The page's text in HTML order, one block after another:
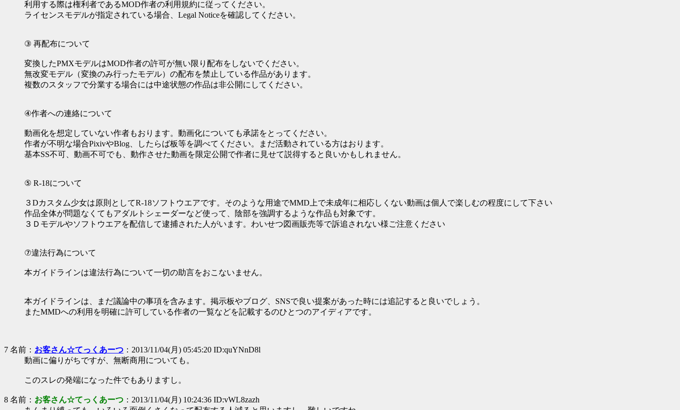
利用する際は権利者であるMOD作者の利用規約に従ってください。
ライセンスモデルが指定されている場合、Legal Noticeを確認してください。
③ 再配布について
変換したPMXモデルはMOD作者の許可が無い限り配布をしないでください。
無改変モデル（変換のみ行ったモデル）の配布を禁止している作品があります。
複数のスタッフで分業する場合には中途状態の作品は非公開にしてください。
④作者への連絡について
動画化を想定していない作者もおります。動画化についても承諾をとってください。
作者が不明な場合PixivやBlog、したらば板等を調べてください。まだ活動されている方はおります。
基本SS不可、動画不可でも、動作させた動画を限定公開で作者に見せて説得すると良いかもしれません。
⑤ R-18について
３Dカスタム少女は原則としてR-18ソフトウエアです。そのような用途でMMD上で未成年に相応しくない動画は個人で楽しむの程度にして下さい
作品全体が問題なくてもアダルトシェーダーなど使って、陰部を強調するような作品も対象です。
３Ｄモデルやソフトウエアを配信して逮捕された人がいます。わいせつ図画販売等で訴追されない様ご注意ください
⑦違法行為について
本ガイドラインは違法行為について一切の助言をおこないません。
本ガイドラインは、まだ議論中の事項を含みます。掲示板やブログ、SNSで良い提案があった時には追記すると良いでしょう。
またMMDへの利用を明確に許可している作者の一覧などを記載するのひとつのアイディアです。
7 名前： お客さん☆てっくあーつ ：2013/11/04(月) 05:45:20 ID:quYNnD8l
動画に偏りがちですが、無断商用についても。
このスレの発端になった件でもありますし。
8 名前： お客さん☆てっくあーつ ：2013/11/04(月) 10:24:36 ID:vWL8zazh